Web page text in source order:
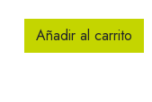
Añadir al carrito